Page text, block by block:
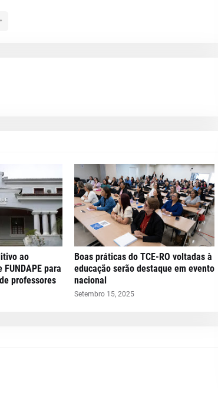
ao
FUNDAPE para
professores
Boas práticas do TCE-RO voltadas à
educação serão destaque em evento
nacional
Setembro 15, 2025